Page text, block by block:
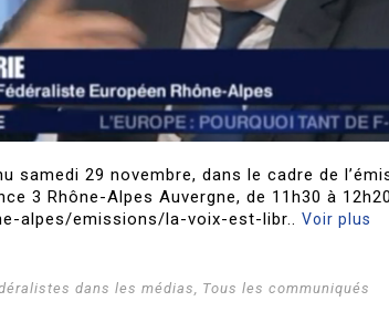
samedi 29 novembre, dans le cadre de
3 Rhône-Alpes Auvergne, de 11h30 à
alpes/emissions/la-voix-est-libr.. Voir plus
dans les médias Tous les communiqués